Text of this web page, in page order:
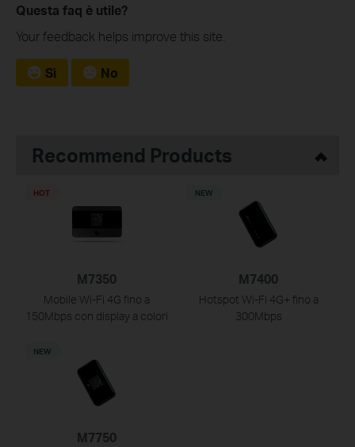
Questa faq è utile?
Your feedback helps improve this site.
Sì No
Recommend Products
M7350
Mobile Wi-Fi 4G fino a
150Mbps con display a colori
HOT
M7400
Hotspot Wi-Fi 4G+ fino a
300Mbps
NEW
M7750
NEW